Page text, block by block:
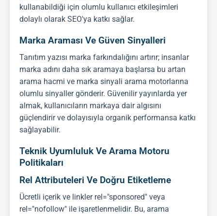
kullanabildiği için olumlu kullanıcı etkileşimleri
dolaylı olarak SEO'ya katkı sağlar.
Marka Araması Ve Güven Sinyalleri
Tanıtım yazısı marka farkındalığını artırır; insanlar
marka adını daha sık aramaya başlarsa bu artan
arama hacmi ve marka sinyali arama motorlarına
olumlu sinyaller gönderir. Güvenilir yayınlarda yer
almak, kullanıcıların markaya dair algısını
güçlendirir ve dolayısıyla organik performansa katkı
sağlayabilir.
Teknik Uyumluluk Ve Arama Motoru
Politikaları
Rel Attributeleri Ve Doğru Etiketleme
Ücretli içerik ve linkler rel="sponsored" veya
rel="nofollow" ile işaretlenmelidir. Bu, arama